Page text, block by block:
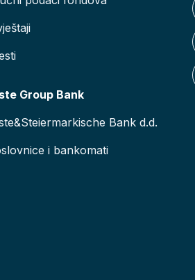
Group Bank
Bank d.d.
i bankomati